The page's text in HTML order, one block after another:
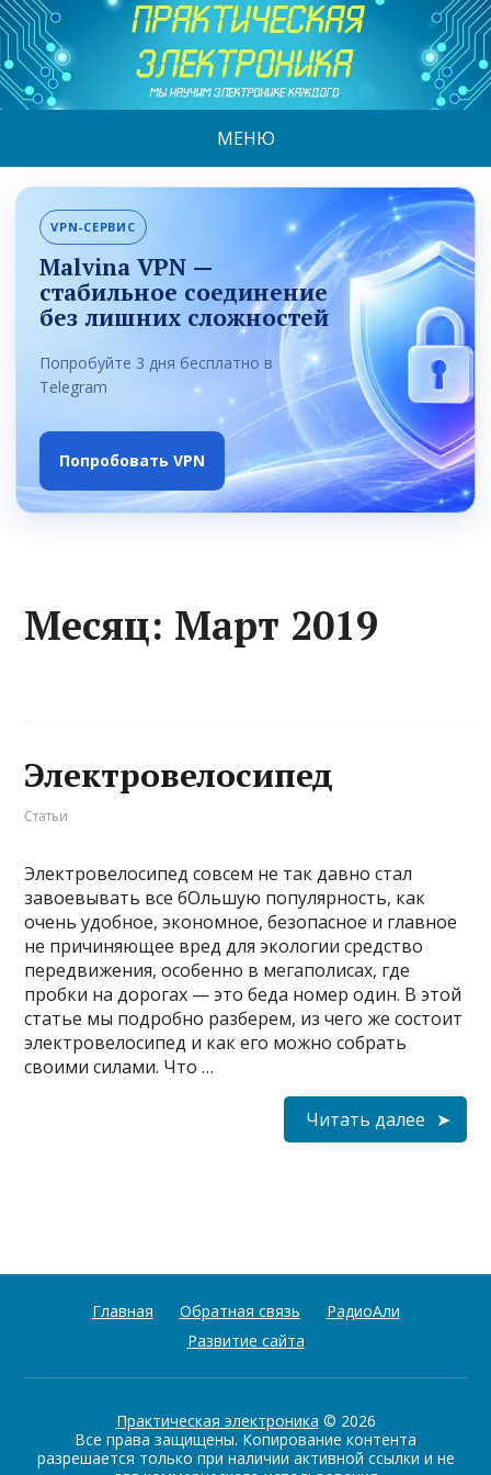
МЕНЮ
VPN-СЕРВИС
Malvina VPN —
стабильное соединение
без лишних сложностей
Попробуйте 3 дня бесплатно в
Telegram
Попробовать VPN
Месяц: Март 2019
Электровелосипед
Статьи
Электровелосипед совсем не так давно стал
завоевывать все бОльшую популярность, как
очень удобное, экономное, безопасное и главное
не причиняющее вред для экологии средство
передвижения, особенно в мегаполисах, где
пробки на дорогах — это беда номер один. В этой
статье мы подробно разберем, из чего же состоит
электровелосипед и как его можно собрать
своими силами. Что …
Читать далее
Главная Обратная связь
РадиоАли
Развитие сайта
Практическая электроника © 2026
Все права защищены. Копирование контента
разрешается только при наличии активной ссылки и не